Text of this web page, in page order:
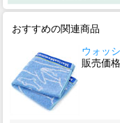
おすすめの関連商品
ウォッ
販売価格